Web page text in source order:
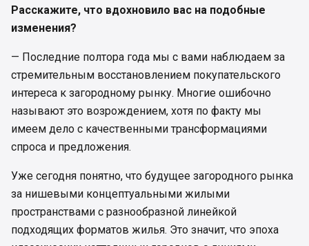
Расскажите, что вдохновило вас на подобные
изменения?
— Последние полтора года мы с вами наблюдаем за
стремительным восстановлением покупательского
интереса к загородному рынку. Многие ошибочно
называют это возрождением, хотя по факту мы
имеем дело с качественными трансформациями
спроса и предложения.
Уже сегодня понятно, что будущее загородного рынка
за нишевыми концептуальными жилыми
пространствами с разнообразной линейкой
подходящих форматов жилья. Это значит, что эпоха